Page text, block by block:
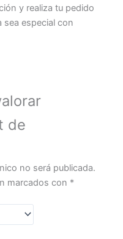
y realiza tu pedido
sea especial con
de
no será publicada.
marcados con *